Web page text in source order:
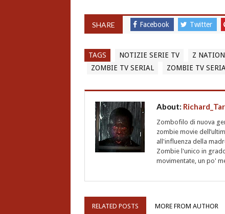
SHARE Facebook Twitter
TAGS NOTIZIE SERIE TV Z NATION
ZOMBIE TV SERIAL
ZOMBIE TV
About:
Zombofilo di nuova
zombie movie
all'influenza della
Zombie l'unico in
movimentate, un po'
RELATED POSTS MORE FROM AUTHOR